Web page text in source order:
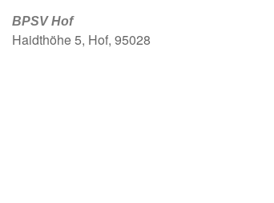
BPSV Hof
Haidthöhe 5, Hof, 95028